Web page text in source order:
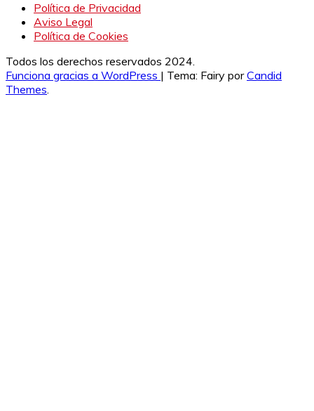
Política de Privacidad
Aviso Legal
Política de Cookies
Todos los derechos reservados 2024.
Funciona gracias a WordPress | Tema: Fairy porCandid
Themes.